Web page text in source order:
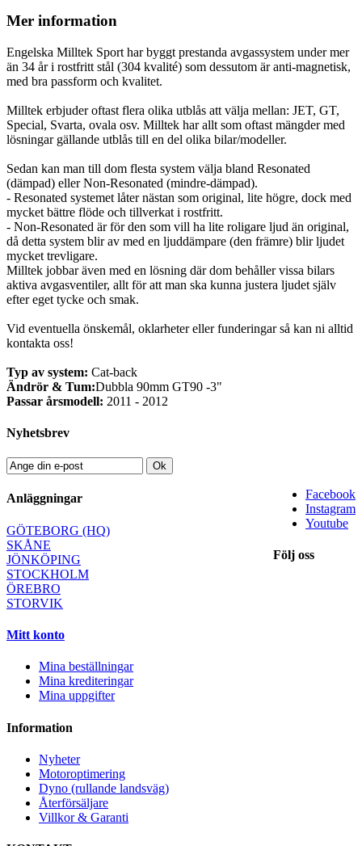
Mer information
Engelska Milltek Sport har byggt prestanda avgassystem under mer
än 34 år i rostfritt stål (304 kvalité) som dessutom är anti-magnetisk,
med bra passform och kvalitet.
Milltek erbjuder oftast flera olika utblås att välja mellan: JET, GT,
Special, Svarta, ovala osv. Milltek har allt som oftast mängder med
lösningar gällande utblås till en del olika bilar/modeller.
Sedan kan man till dom flesta system välja bland Resonated
(dämpad) eller Non-Resonated (mindre-dämpad).
- Resonated systemet låter nästan som original, lite högre, dock med
mycket bättre flöde och tillverkat i rostfritt.
- Non-Resonated är för den som vill ha lite roligare ljud än original,
då detta system blir av med en ljuddämpare (den främre) blir ljudet
mycket trevligare.
Milltek jobbar även med en lösning där dom behåller vissa bilars
aktiva avgasventiler, allt för att man ska kunna justera ljudet själv
efter eget tycke och smak.
Vid eventuella önskemål, oklarheter eller funderingar så kan ni alltid
kontakta oss!
Typ av system: Cat-back
Ändrör & Tum:Dubbla 90mm GT90 -3"
Passar årsmodell: 2011 - 2012
Nyhetsbrev
Ok
Facebook
Instagram
Youtube
Följ oss
Anläggningar
GÖTEBORG (HQ)
SKÅNE
JÖNKÖPING
STOCKHOLM
ÖREBRO
STORVIK
Mitt konto
Mina beställningar
Mina krediteringar
Mina uppgifter
Information
Nyheter
Motoroptimering
Dyno (rullande landsväg)
Återförsäljare
Villkor & Garanti